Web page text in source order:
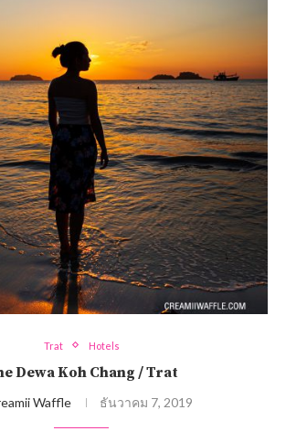
Trat Hotels
Dewa Koh Chang / Trat
Waffle ธันวาคม 7, 2019